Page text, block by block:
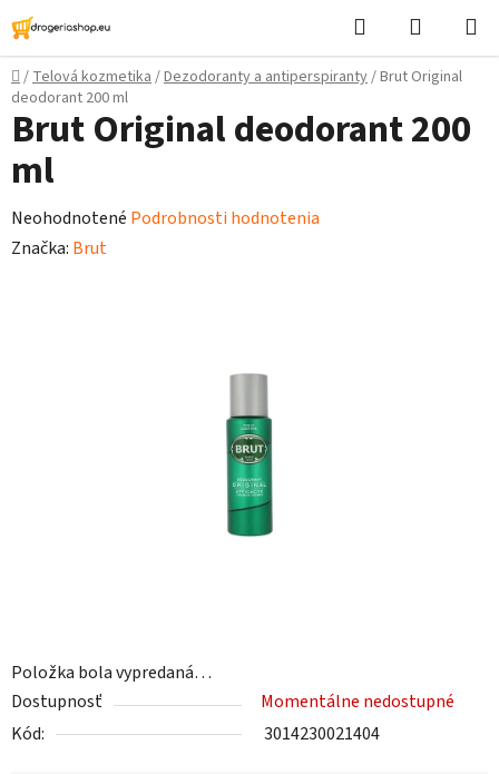
Prejsť
na
obsah
Hľadať
košík
Domov
/Telová kozmetika/Dezodoranty a antiperspiranty/Brut Original
deodorant 200 ml
Položka bola vypredaná…
Dostupnosť
Momentálne nedostupné
Kód:
3014230021404
Brut Original deodorant 200
ml
Priemerné
hodnotenie
Neohodnotené Podrobnosti hodnotenia
Značka: Brut